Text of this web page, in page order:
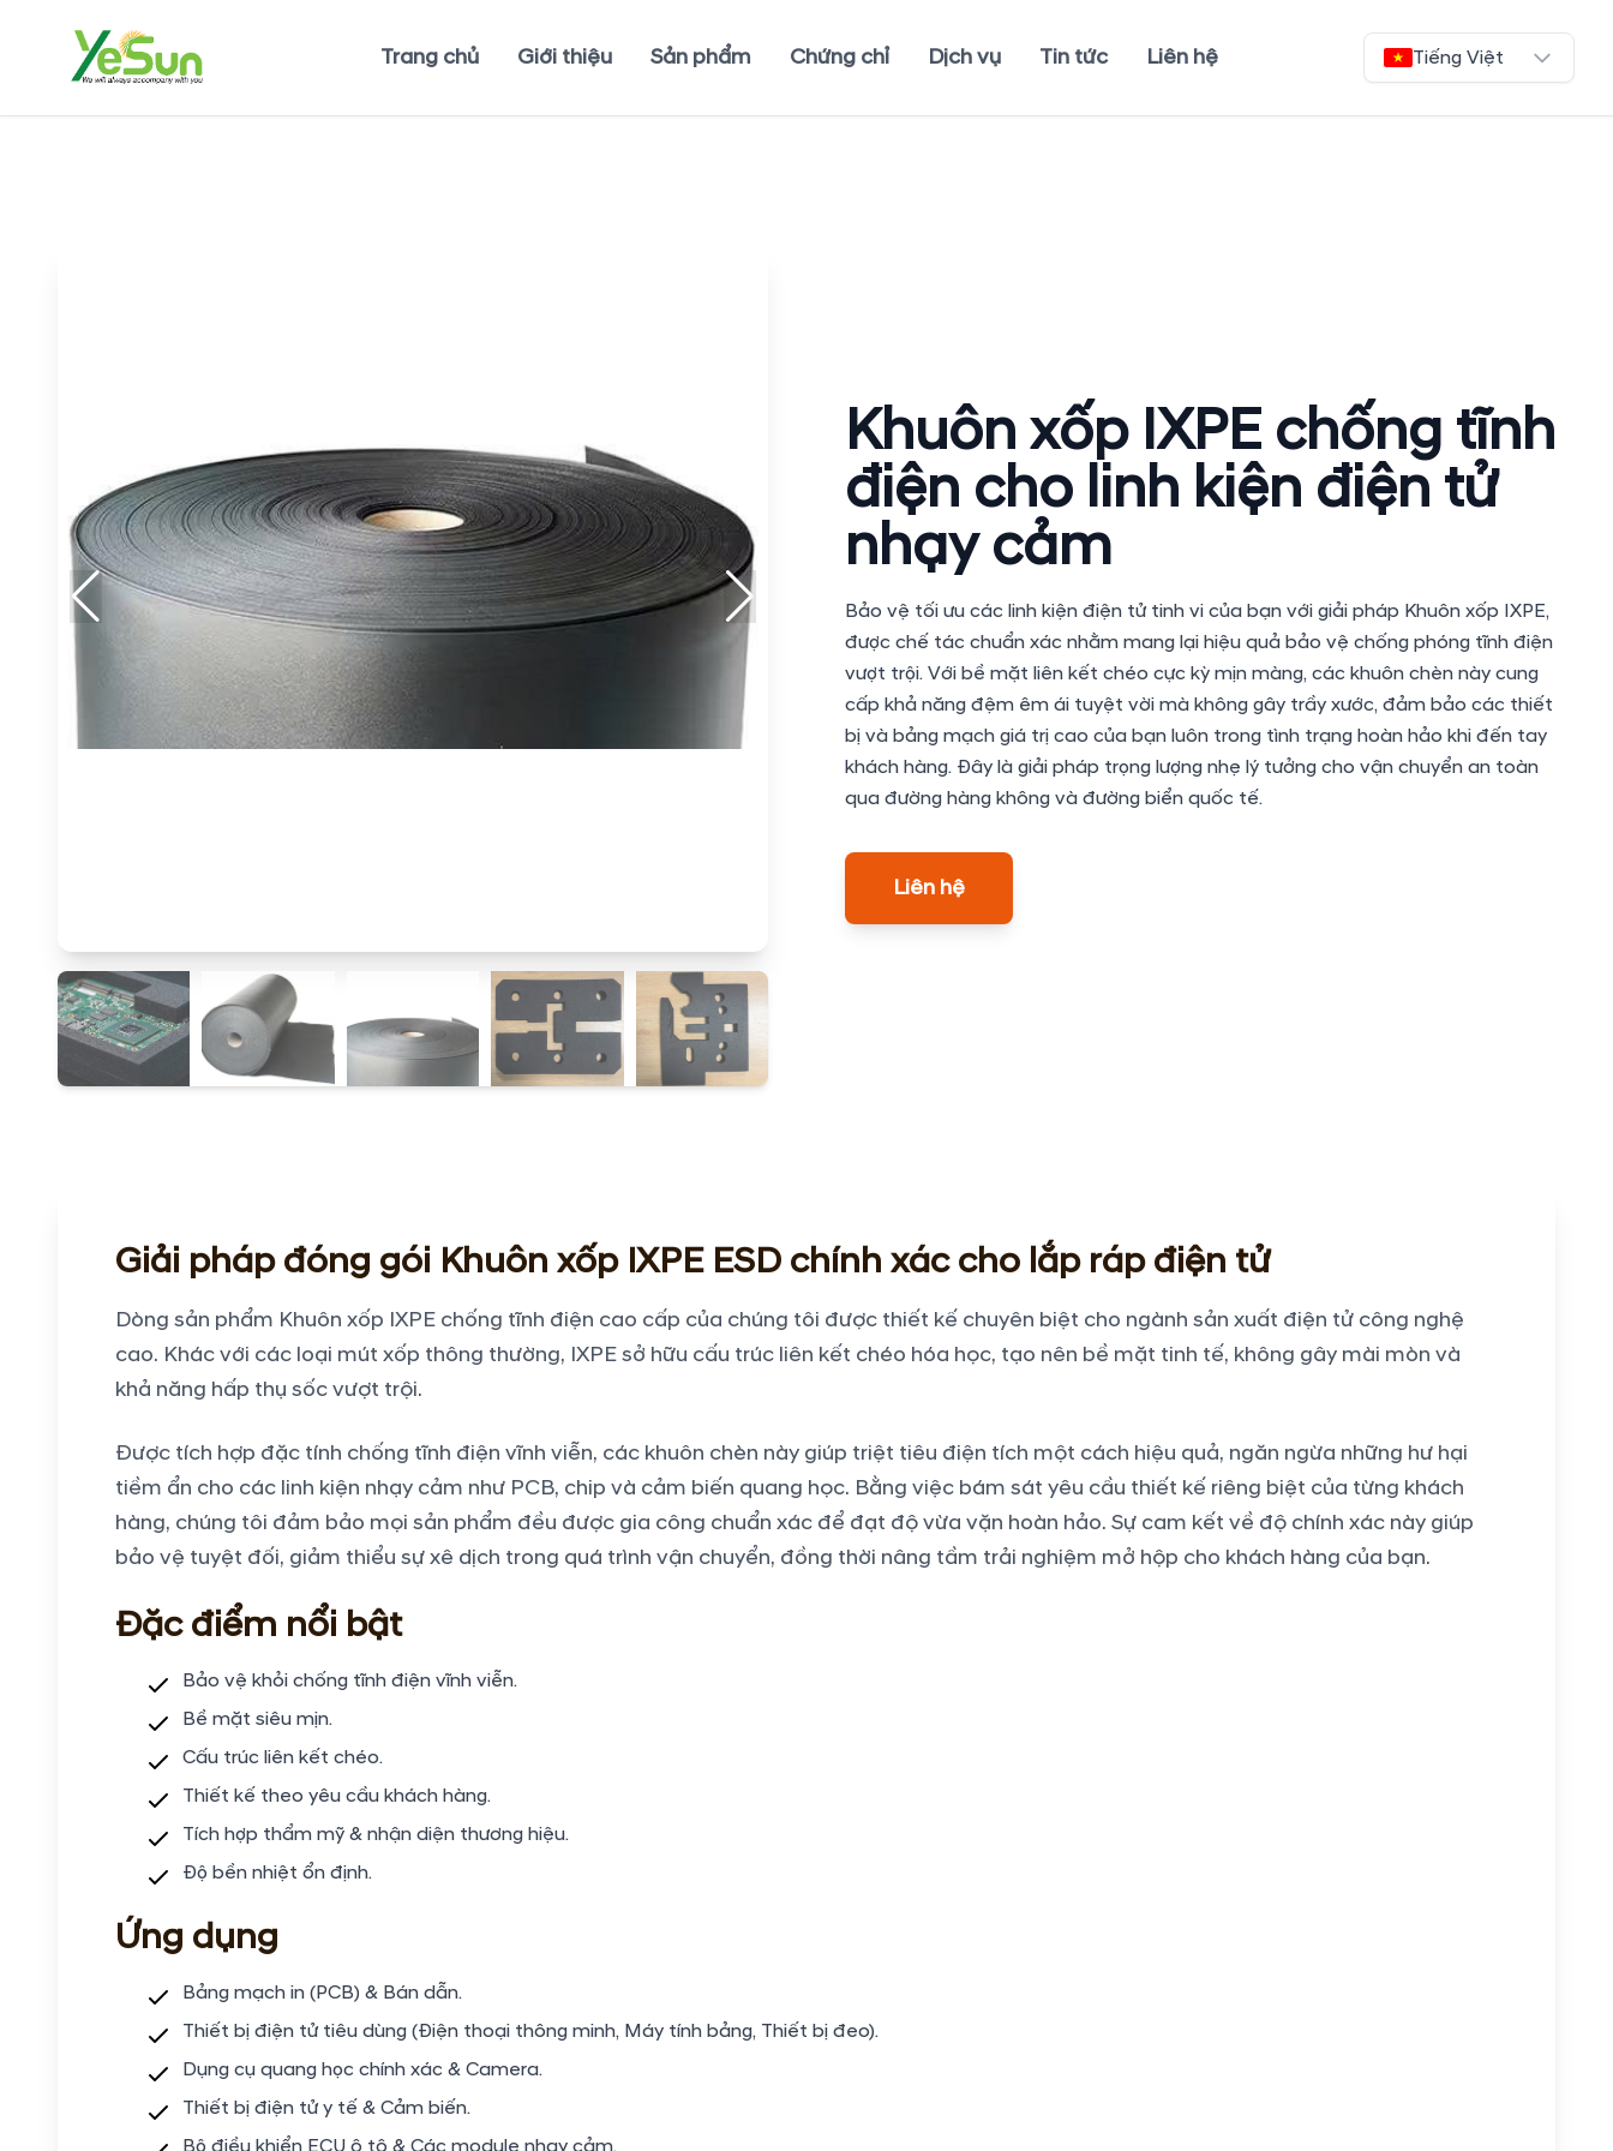
Trang chủ Giới thiệu Sản phẩm Chứng chỉ Dịch vụ Tin tức Liên hệ Tiếng Việt
Khuôn xốp IXPE chống tĩnh
điện cho linh kiện điện tử
nhạy cảm
Bảo vệ tối ưu các linh kiện điện tử tinh vi của bạn với giải pháp Khuôn xốp IXPE,
được chế tác chuẩn xác nhằm mang lại hiệu quả bảo vệ chống phóng tĩnh điện
vượt trội. Với bề mặt liên kết chéo cực kỳ mịn màng, các khuôn chèn này cung
cấp khả năng đệm êm ái tuyệt vời mà không gây trầy xước, đảm bảo các thiết
bị và bảng mạch giá trị cao của bạn luôn trong tình trạng hoàn hảo khi đến tay
khách hàng. Đây là giải pháp trọng lượng nhẹ lý tưởng cho vận chuyển an toàn
qua đường hàng không và đường biển quốc tế.
Liên hệ
Giải pháp đóng gói Khuôn xốp IXPE ESD chính xác cho lắp ráp điện tử
Dòng sản phẩm Khuôn xốp IXPE chống tĩnh điện cao cấp của chúng tôi được thiết kế chuyên biệt cho ngành sản xuất điện tử công nghệ
cao. Khác với các loại mút xốp thông thường, IXPE sở hữu cấu trúc liên kết chéo hóa học, tạo nên bề mặt tinh tế, không gây mài mòn và
khả năng hấp thụ sốc vượt trội.
Được tích hợp đặc tính chống tĩnh điện vĩnh viễn, các khuôn chèn này giúp triệt tiêu điện tích một cách hiệu quả, ngăn ngừa những hư hại
tiềm ẩn cho các linh kiện nhạy cảm như PCB, chip và cảm biến quang học. Bằng việc bám sát yêu cầu thiết kế riêng biệt của từng khách
hàng, chúng tôi đảm bảo mọi sản phẩm đều được gia công chuẩn xác để đạt độ vừa vặn hoàn hảo. Sự cam kết về độ chính xác này giúp
bảo vệ tuyệt đối, giảm thiểu sự xê dịch trong quá trình vận chuyển, đồng thời nâng tầm trải nghiệm mở hộp cho khách hàng của bạn.
Đặc điểm nổi bật
Bảo vệ khỏi chống tĩnh điện vĩnh viễn.
Bề mặt siêu mịn.
Cấu trúc liên kết chéo.
Thiết kế theo yêu cầu khách hàng.
Tích hợp thẩm mỹ & nhận diện thương hiệu.
Độ bền nhiệt ổn định.
Ứng dụng
Bảng mạch in (PCB) & Bán dẫn.
Thiết bị điện tử tiêu dùng (Điện thoại thông minh, Máy tính bảng, Thiết bị đeo).
Dụng cụ quang học chính xác & Camera.
Thiết bị điện tử y tế & Cảm biến.
Bộ điều khiển ECU ô tô & Các module nhạy cảm.